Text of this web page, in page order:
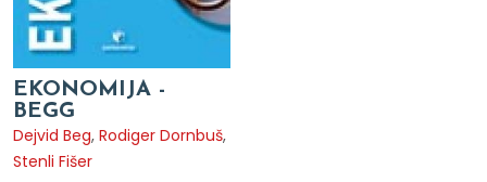
EKONOMIJA -
BEGG
Dejvid Beg, Rodiger Dornbuš,
Stenli Fišer